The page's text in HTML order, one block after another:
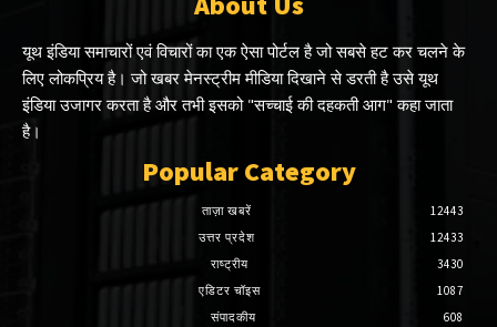
यूथ इंडिया समाचारों एवं विचारों का एक ऐसा पोर्टल है जो सबसे हट कर चलने के
लिए लोकप्रिय है। जो खबर मेनस्ट्रीम मीडिया दिखाने से डरती है उसे यूथ
इंडिया उजागर करता है और तभी इसको "सच्चाई की दहकती आग" कहा जाता
है।
Popular Category
ताज़ा खबरें
12443
उत्तर प्रदेश
12433
राष्ट्रीय
3430
एडिटर चॉइस
1087
संपादकीय
608